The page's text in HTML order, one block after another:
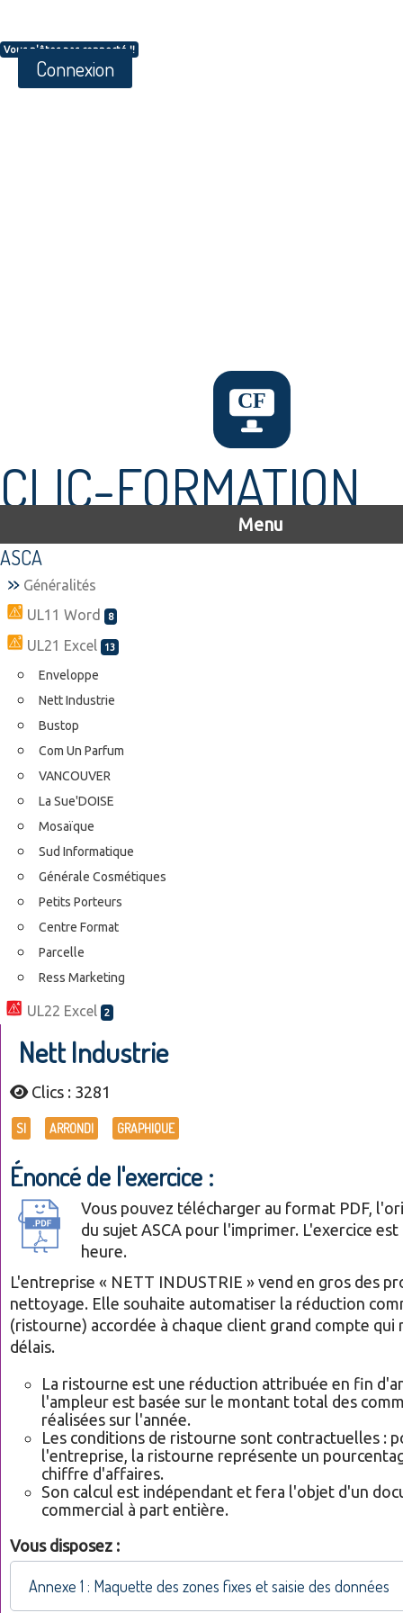
Vous n'êtes pas connecté !!
Connexion
CLIC-FORMATION
Menu
ASCA
Généralités
UL11 Word
8
UL21 Excel 13
Enveloppe
Nett Industrie
Bustop
Com Un Parfum
VANCOUVER
La Sue'DOISE
Mosaïque
Sud Informatique
Générale Cosmétiques
Petits Porteurs
Centre Format
Parcelle
Ress Marketing
UL22 Excel 2
Nett Industrie
Clics : 3281
SI ARRONDI GRAPHIQUE
Énoncé de l'exercice :
Vous pouvez télécharger au format PDF,
du sujet ASCA pour l'imprimer. L'exercice est
heure.
L'entreprise « NETT INDUSTRIE » vend en gros des
nettoyage. Elle souhaite automatiser la réduction
(ristourne) accordée à chaque client grand compte qui
délais.
La ristourne est une réduction attribuée en fin
l'ampleur est basée sur le montant total des
réalisées sur l'année.
Les conditions de ristourne sont contractuelles :
l'entreprise, la ristourne représente un
chiffre d'affaires.
Son calcul est indépendant et fera l'objet d'un
commercial à part entière.
Vous disposez :
Annexe 1 : Maquette des zones fixes et saisie des données